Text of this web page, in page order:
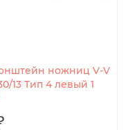
ножниц V-V
13 Тип 4 левый 1